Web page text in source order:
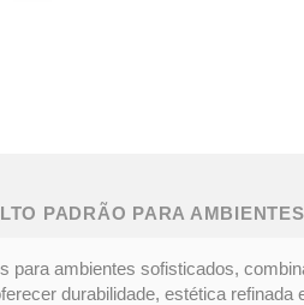
PADRÃO PARA
para ambientes sofisticados,
durabilidade, estética